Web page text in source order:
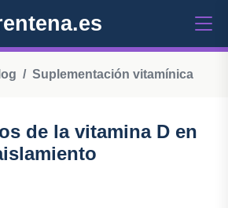
Suplementación vitamínica
de la vitamina D en